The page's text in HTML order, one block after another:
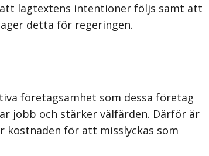
lagtextens intentioner följs samt att
detta för regeringen.
företagsamhet som dessa företag
jobb och stärker välfärden. Därför är
kostnaden för att misslyckas som